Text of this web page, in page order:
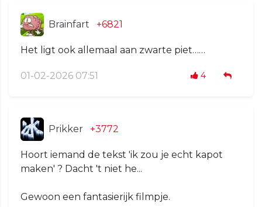
Brainfart +6821
Het ligt ook allemaal aan zwarte piet……
01-02-2026 07:51 4
Prikker +3772
Hoort iemand de tekst 'ik zou je echt kapot
maken' ? Dacht 't niet he...
Gewoon een fantasierijk filmpje.